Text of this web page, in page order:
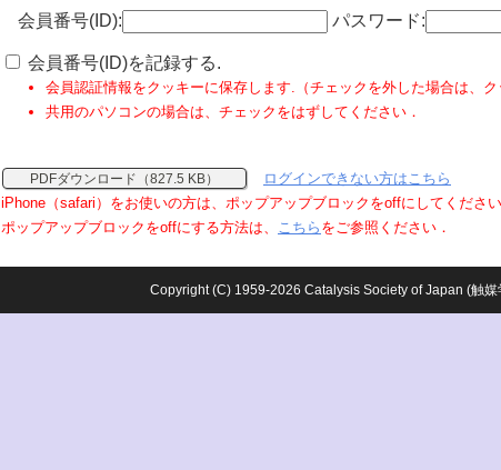
会員番号(ID): パスワード:
会員番号(ID)を記録する.
会員認証情報をクッキーに保存します.（チェックを外した場合は、ク
共用のパソコンの場合は、チェックをはずしてください．
PDFダウンロード（827.5 KB）
ログインできない方はこちら
iPhone（safari）をお使いの方は、ポップアップブロックをoffにしてください
ポップアップブロックをoffにする方法は、 こちら をご参照ください．
Copyright (C) 1959-2026 Catalysis Society of Japan (触